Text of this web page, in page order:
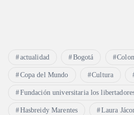
actualidad Bogotá
Copa del Mundo Cultura
Fundación universitaria los
Hasbreidy Marentes Laura